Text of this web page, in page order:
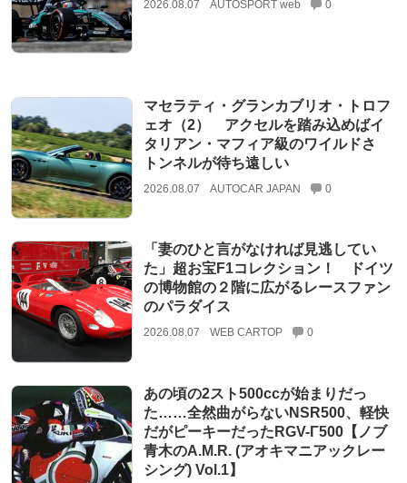
2026.08.07 AUTOSPORT web 0
マセラティ・グランカブリオ・トロフ
ェオ（2） アクセルを踏み込めばイ
タリアン・マフィア級のワイルドさ
トンネルが待ち遠しい
2026.08.07 AUTOCAR JAPAN 0
「妻のひと言がなければ見逃してい
た」超お宝F1コレクション！ ドイツ
の博物館の２階に広がるレースファン
のパラダイス
2026.08.07 WEB CARTOP 0
あの頃の2スト500ccが始まりだっ
た……全然曲がらないNSR500、軽快
だがピーキーだったRGV-Γ500【ノブ
青木のA.M.R. (アオキマニアックレー
シング) Vol.1】